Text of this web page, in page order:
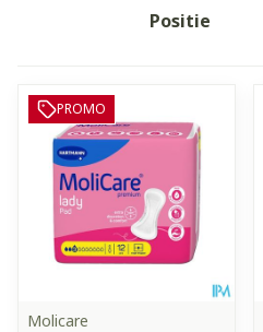
Sorteer op:
PROMO
Molicare